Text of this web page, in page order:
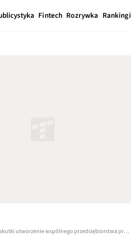
Fintech Rozrywka Rankingi
Komisja Europejska: UOKiK ma ocenić skutki utworzenie wspólnego przedsiębiorstwa przez Cyfrowy Polsat i Discovery